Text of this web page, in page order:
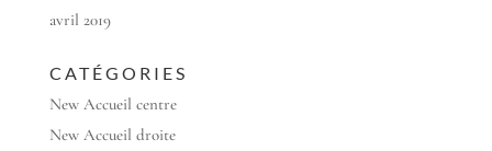
avril 2019
CATÉGORIES
New Accueil centre
New Accueil droite